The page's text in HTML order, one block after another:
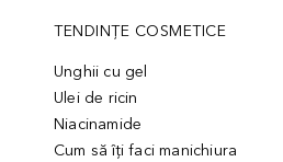
TENDINȚE COSMETICE
Unghii cu gel
Ulei de ricin
Niacinamide
Cum să îți faci manichiura